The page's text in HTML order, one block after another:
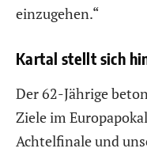
einzugehen.“
Kartal stellt sich
Der 62-Jährige
Ziele im
Achtelfinale und